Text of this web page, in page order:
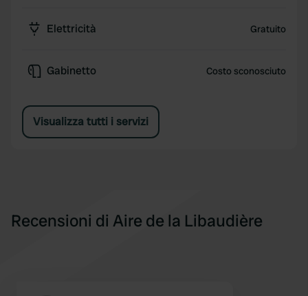
Elettricità Gratuito
Gabinetto Costo sconosciuto
Visualizza tutti i servizi
Recensioni di Aire de la Libaudière